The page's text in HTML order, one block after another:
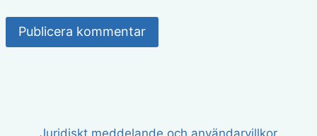
Juridiskt meddelande och användarvillkor